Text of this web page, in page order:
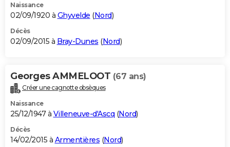
Naissance
02/09/1920 à Ghyvelde (Nord)
Décès
02/09/2015 à Bray-Dunes (Nord)
Georges AMMELOOT (67 ans)
Créer une cagnotte obsèques
Naissance
25/12/1947 à Villeneuve-d'Ascq (Nord)
Décès
14/02/2015 à Armentières (Nord)